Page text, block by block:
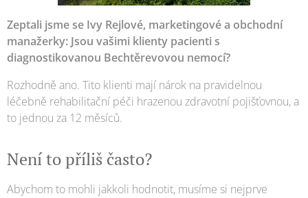
Zeptali jsme se Ivy Rejlové, marketingové a obchodní
manažerky: Jsou vašimi klienty pacienti s
diagnostikovanou Bechtěrevovou nemocí?
Rozhodně ano. Tito klienti mají nárok na pravidelnou
léčebně rehabilitační péči hrazenou zdravotní pojišťovnou, a
to jednou za 12 měsíců.
Není to příliš často?
Abychom to mohli jakkoli hodnotit, musíme si nejprve